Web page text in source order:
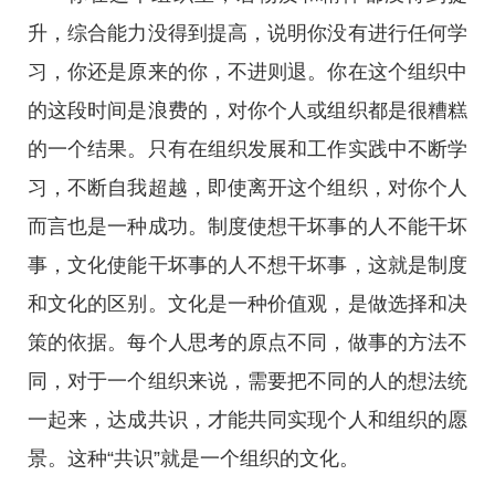
升，综合能力没得到提高，说明你没有进行任何学
习，你还是原来的你，不进则退。你在这个组织中
的这段时间是浪费的，对你个人或组织都是很糟糕
的一个结果。只有在组织发展和工作实践中不断学
习，不断自我超越，即使离开这个组织，对你个人
而言也是一种成功。制度使想干坏事的人不能干坏
事，文化使能干坏事的人不想干坏事，这就是制度
和文化的区别。文化是一种价值观，是做选择和决
策的依据。每个人思考的原点不同，做事的方法不
同，对于一个组织来说，需要把不同的人的想法统
一起来，达成共识，才能共同实现个人和组织的愿
景。这种“共识”就是一个组织的文化。